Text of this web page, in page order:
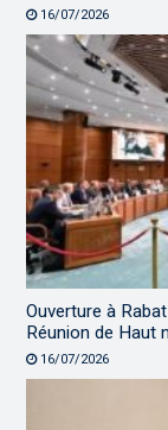
16/07/2026
Ouverture à
Réunion de Haut
16/07/2026